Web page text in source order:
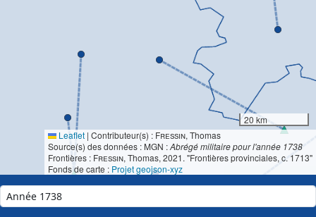
20 km
Leaflet | Contributeur(s) : Fressin, Thomas
Source(s) des données : MGN :Abrégé militaire pour l'année 1738
Frontières : Fressin, Thomas, 2021. "Frontières provinciales, c. 1713"
Fonds de carte : Projet geojson-xyz